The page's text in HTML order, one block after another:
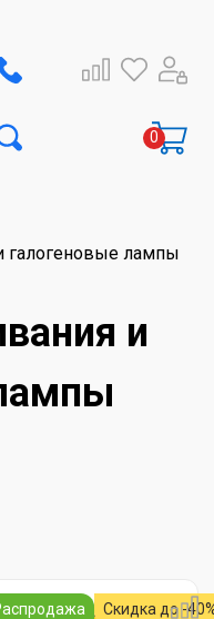
галогеновые лампы
и
Скидка до -